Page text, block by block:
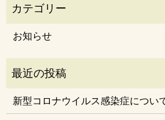
お知らせ
新型コロナウイルス感染症につい